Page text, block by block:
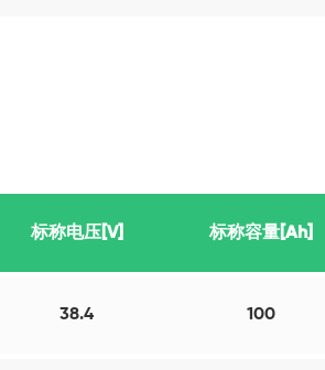
标称电压[V] 标称容量[Ah]
38.4 100